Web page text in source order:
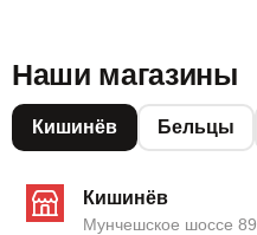
Наши магазины
Кишинёв Бельцы
Кишинёв
Мунчешское шоссе 89